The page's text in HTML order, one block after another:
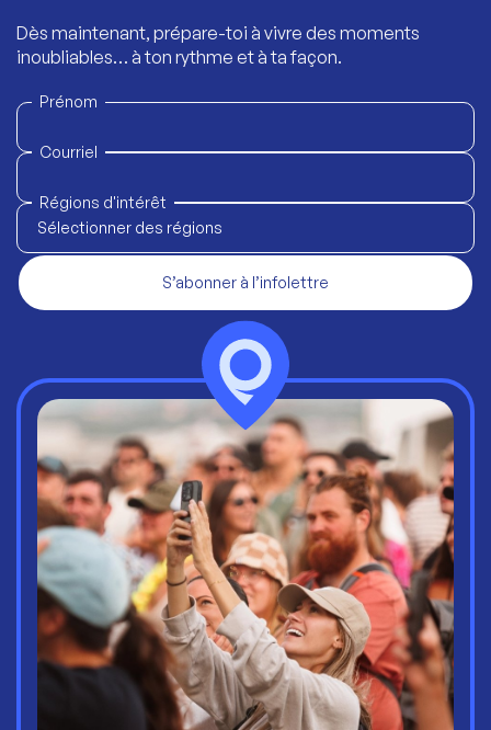
Dès maintenant, prépare-toi à vivre des moments
inoubliables… à ton rythme et à ta façon.
Prénom
Courriel
Régions d'intérêt
Sélectionner des régions
S’abonner à l’infolettre